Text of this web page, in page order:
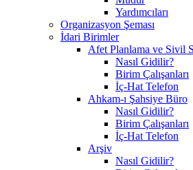
Yardımcıları
Organizasyon Şeması
İdari Birimler
Afet Planlama ve Sivil
Nasıl Gidilir?
Birim Çalışanları
İç-Hat Telefon
Ahkam-ı Şahsiye Büro
Nasıl Gidilir?
Birim Çalışanları
İç-Hat Telefon
Arşiv
Nasıl Gidilir?